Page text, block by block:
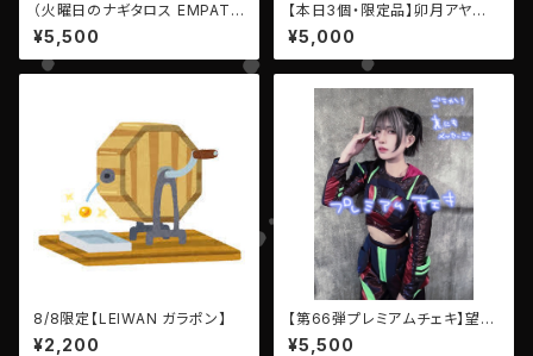
（火曜日のナギタロス EMPATH
Y）【第66弾プレミアムチェキ】
¥5,500
【本日3個・限定品】卯月アヤカ
▶︎ 推しメン♡キーホルダー・LEI
WAN
¥5,000
8/8限定【LEIWAN ガラポン】
¥2,200
【第66弾プレミアムチェキ】望月
しの（EMPATHY）
¥5,500